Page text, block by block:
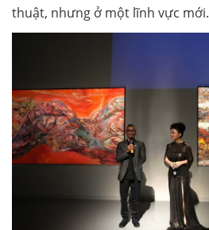
thuật, nhưng ở một lĩnh vực mới.